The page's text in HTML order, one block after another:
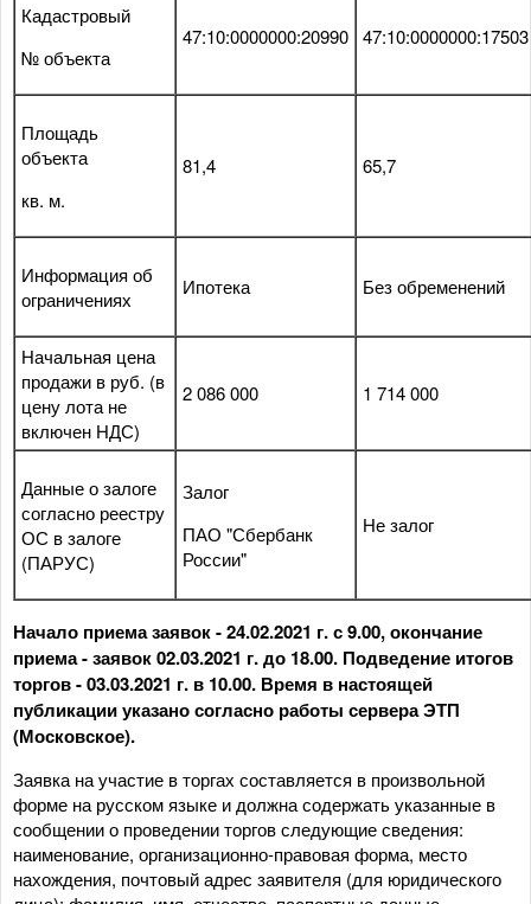
Кадастровый
№ объекта
47:10:0000000:20990 47:10:0000000:17503
Площадь
объекта
кв. м.
81,4 65,7
Информация об
ограничениях
Ипотека Без обременений
Начальная цена
продажи в руб. (в
цену лота не
включен НДС)
2 086 000 1 714 000
Данные о залоге
согласно реестру
ОС в залоге
(ПАРУС)
Залог
ПАО "Сбербанк
России"
Не залог
Начало приема заявок - 24.02.2021 г. с 9.00, окончание
приема - заявок 02.03.2021 г. до 18.00. Подведение итогов
торгов - 03.03.2021 г. в 10.00. Время в настоящей
публикации указано согласно работы сервера ЭТП
(Московское).
Заявка на участие в торгах составляется в произвольной
форме на русском языке и должна содержать указанные в
сообщении о проведении торгов следующие сведения:
наименование, организационно-правовая форма, место
нахождения, почтовый адрес заявителя (для юридического